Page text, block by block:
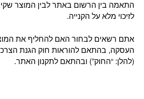
התאמה בין הרשום באתר לבין המוצר
לזיכוי מלא על הקנייה.
אתם רשאים לבחור האם להחליף את
(להלן: “החוק”) ובהתאם לתקנון האתר.